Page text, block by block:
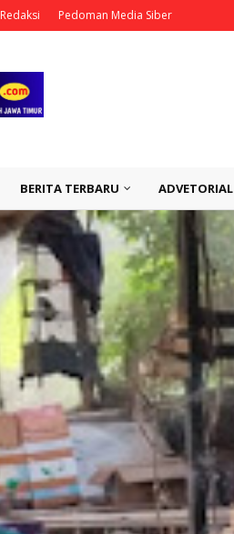
Redaksi Pedoman Media Siber
BERITA TERBARU ADVETORIAL